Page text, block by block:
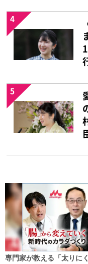
4
5
専門家が教える「太りに